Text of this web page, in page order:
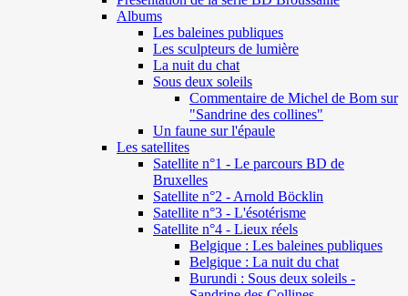
Albums
Les baleines publiques
Les sculpteurs de lumière
La nuit du chat
Sous deux soleils
Commentaire de Michel de Bom sur
"Sandrine des collines"
Un faune sur l'épaule
Les satellites
Satellite n°1 - Le parcours BD de
Bruxelles
Satellite n°2 - Arnold Böcklin
Satellite n°3 - L'ésotérisme
Satellite n°4 - Lieux réels
Belgique : Les baleines publiques
Belgique : La nuit du chat
Burundi : Sous deux soleils -